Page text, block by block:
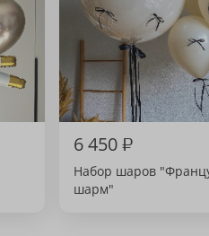
6 450₽
Набор шаров
шарм"